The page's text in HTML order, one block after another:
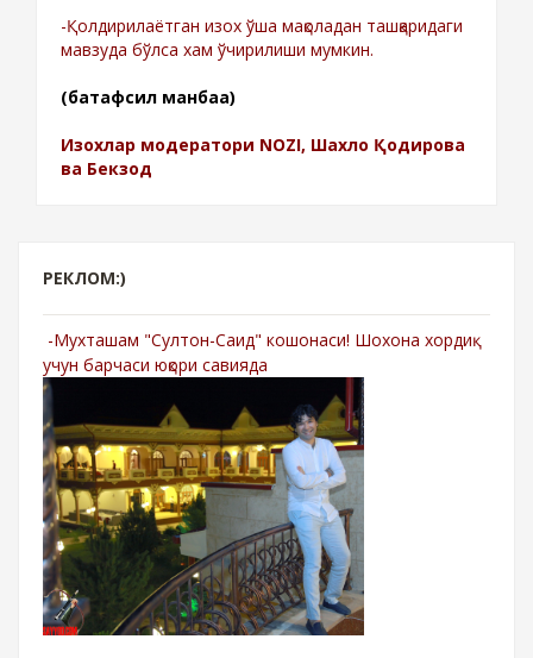
-Қолдирилаётган изох ўша мақоладан ташқаридаги
мавзуда бўлса хам ўчирилиши мумкин.
(батафсил манбаа)
Изохлар модератори NOZI, Шахло Қодирова
ва Бекзод
РЕКЛОМ:)
-Мухташам "Султон-Саид" кошонаси! Шохона хордиқ
учун барчаси юқори савияда